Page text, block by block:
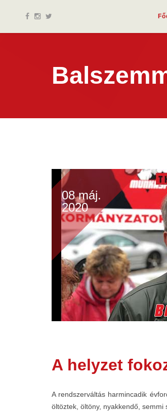
08 máj.
2020
A helyzet
A rendszerváltás harmincadik
öltöztek, öltöny, nyakkendő,